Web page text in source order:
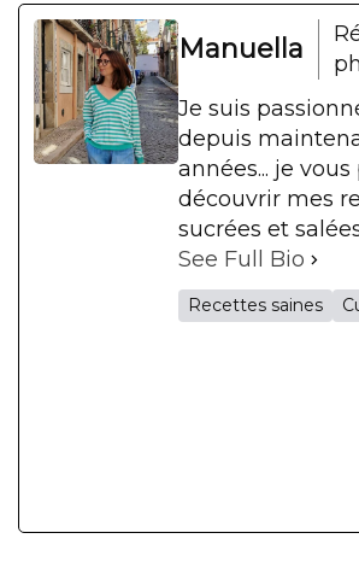
Manuella
Je suis
depuis
années... je
découvrir mes
sucrées et
See Full Bio
Recettes saines